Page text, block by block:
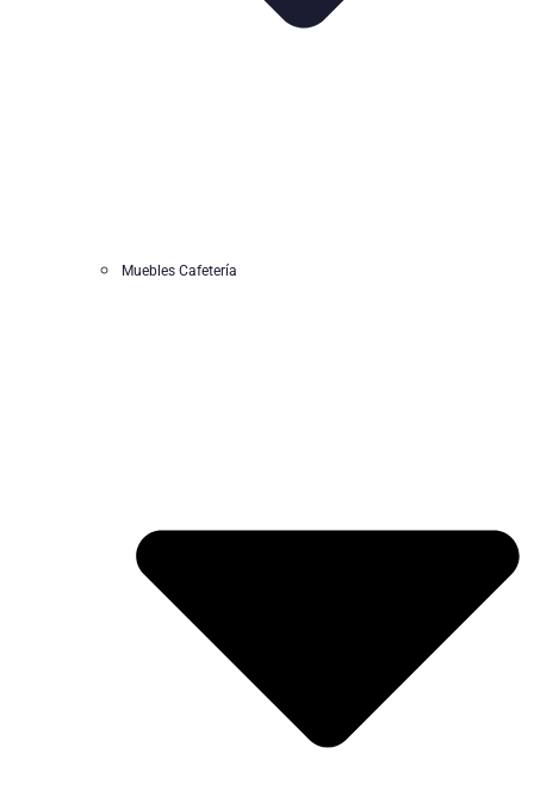
Muebles Cafetería